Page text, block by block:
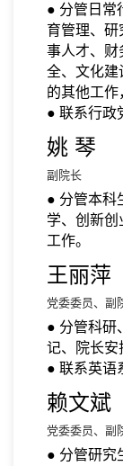
● 分管日常
育管理、研
事人才、财
全、文化建
的其他工作
● 联系行政
姚 琴
副院长
● 分管本科
学、创新
工作。
王丽萍
党委委员、副
● 分管科研
记、院长安
● 联系英语
赖文斌
党委委员、副
● 分管研究